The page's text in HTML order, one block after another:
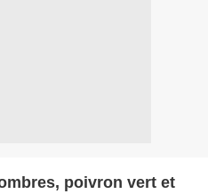
poivron vert et